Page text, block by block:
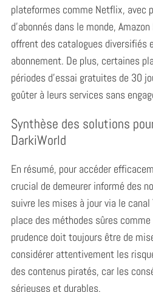
plateformes comme Netflix, avec
d’abonnés dans le monde,
offrent des catalogues diversifiés
abonnement. De plus, certaines
périodes d’essai gratuites de 30
goûter à leurs services sans
Synthèse des solutions
DarkiWorld
En résumé, pour accéder
crucial de demeurer informé des
suivre les mises à jour via le
place des méthodes sûres comme
prudence doit toujours être de
considérer attentivement les
des contenus piratés, car les
sérieuses et durables.
e
a
r
o
r